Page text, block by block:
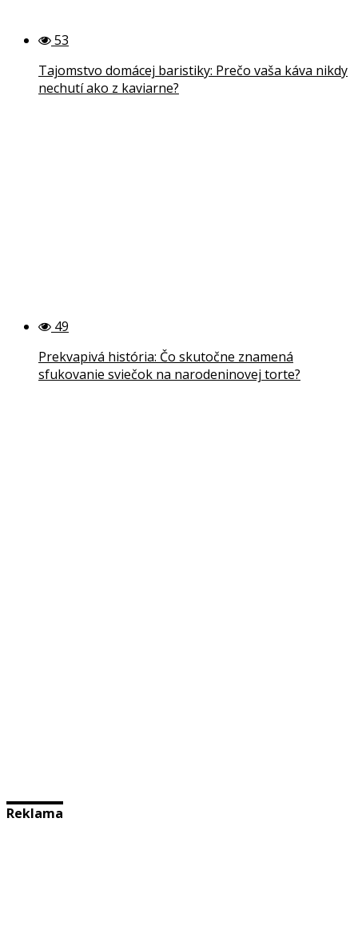
53
Tajomstvo domácej baristiky: Prečo vaša káva nikdy
nechutí ako z kaviarne?
49
Prekvapivá história: Čo skutočne znamená
sfukovanie sviečok na narodeninovej torte?
Reklama